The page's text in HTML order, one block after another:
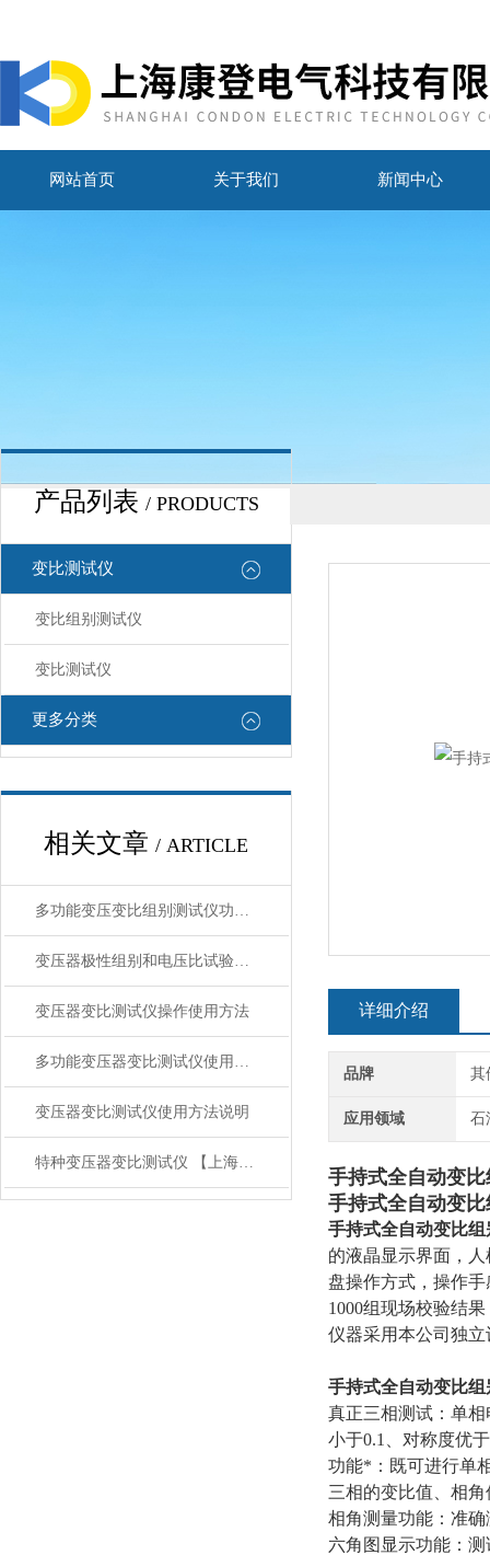
网站首页 关于我们 新闻中心
产品列表 / PRODUCTS
变比测试仪
变比组别测试仪
变比测试仪
更多分类
相关文章 / ARTICLE
多功能变压变比组别测试仪功能特点
变压器极性组别和电压比试验的目的
变压器变比测试仪操作使用方法
多功能变压器变比测试仪使用方法说明
变压器变比测试仪使用方法说明
特种变压器变比测试仪 【上海康登电气】技术参数
详细介绍
品牌 其
应用领域 石
手持式全自动变
手持式全自动变
手持式全自动变比组
的液晶显示界面，
盘操作方式，操作
1000组现场校验结
仪器采用本公司独
手持式全自动变比
真正三相测试：单
小于0.1、对称度优
功能*：既可进行单
三相的变比值、相
相角测量功能：准
六角图显示功能：